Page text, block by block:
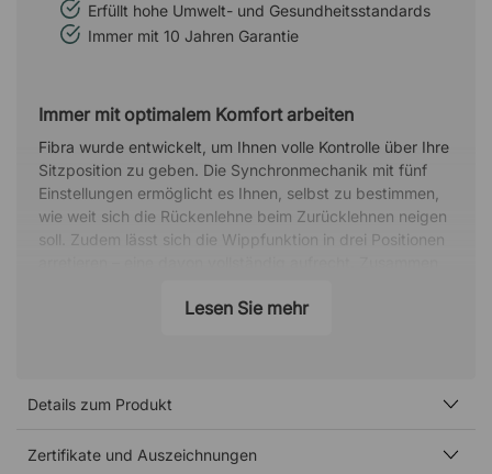
Erfüllt hohe Umwelt- und Gesundheitsstandards
Immer mit 10 Jahren Garantie
Immer mit optimalem Komfort arbeiten
Fibra wurde entwickelt, um Ihnen volle Kontrolle über Ihre
Sitzposition zu geben. Die Synchronmechanik mit fünf
Einstellungen ermöglicht es Ihnen, selbst zu bestimmen,
wie weit sich die Rückenlehne beim Zurücklehnen neigen
soll. Zudem lässt sich die Wippfunktion in drei Positionen
und den Armlehnen sitzen Sie den ganzen Tag über
und Schultern
an, um die ideale Position zu finden, die zu Ihnen und
Lesen Sie mehr
Details zum Produkt
Zertifikate und Auszeichnungen